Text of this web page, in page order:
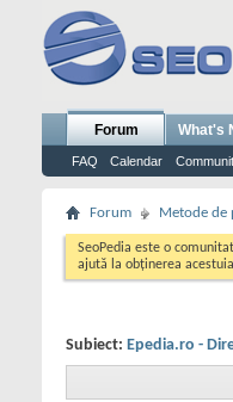
Forum
FAQ Calendar
What's
Forum Metode de
SeoPedia este o
ajută la obținerea
Subiect: Epedia.ro -